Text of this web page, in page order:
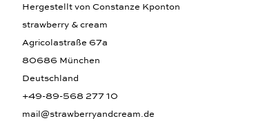
Hergestellt von Constanze Kponton
strawberry & cream
Agricolastraße 67a
80686 München
Deutschland
+49-89-568 277 10
mail@strawberryandcream.de